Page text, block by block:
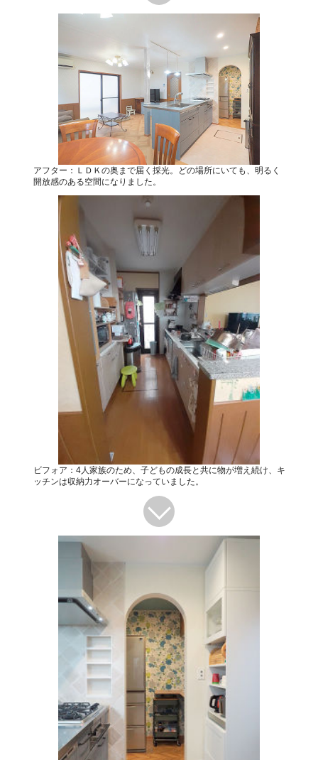
アフター：ＬＤＫの奥まで届く採光。どの場所にいても、明るく
開放感のある空間になりました。
ビフォア：4人家族のため、子どもの成長と共に物が増え続け、キ
ッチンは収納力オーバーになっていました。